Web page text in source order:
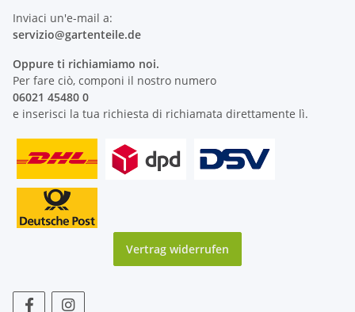
Inviaci un'e-mail a:
servizio@gartenteile.de
Oppure ti richiamiamo noi.
Per fare ciò, componi il nostro numero
06021 45480 0
e inserisci la tua richiesta di richiamata direttamente lì.
Vertrag widerrufen